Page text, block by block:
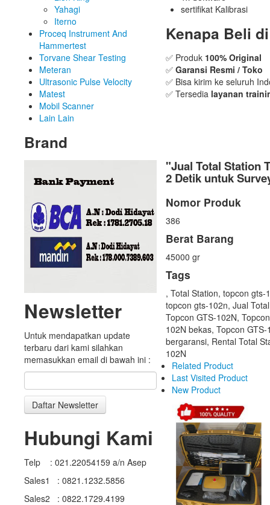
sertifikat Kalibrasi
Kenapa Beli
✅ Produk 100% Original
✅ Garansi Resmi / Toko
✅ Bisa kirim ke seluruh
✅ Tersedia layanan
"Jual Total Station
2 Detik untuk
Nomor Produk
386
Berat Barang
45000 gr
Tags
, Total Station, topcon
topcon gts-102n, Jual
Topcon GTS-102N,
102N bekas, Topcon
bergaransi, Rental Total
102N
Related Product
Last Visited Product
New Product
Yahagi
Iterno
Proceq Instrument And
Hammertest
Torvane Shear Testing
Meteran
Ultrasonic Pulse Velocity
Matest
Mobil Scanner
Lain Lain
Brand
Newsletter
Untuk mendapatkan update
terbaru dari kami silahkan
memasukkan email di bawah ini :
Hubungi Kami
Telp : 021.22054159 a/n Asep
Sales1 : 0821.1232.5856
Sales2 : 0822.1729.4199